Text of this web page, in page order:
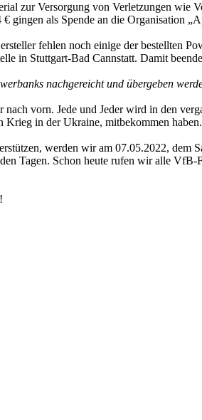
zur Versorgung von Verletzungen wie
gingen als Spende an die Organisation
fehlen noch einige der bestellten
in Stuttgart-Bad Cannstatt. Damit
nachgereicht und übergeben
vorn. Jede und Jeder wird in den
Krieg in der Ukraine, mitbekommen
werden wir am 07.05.2022,
Tagen. Schon heute rufen wir alle